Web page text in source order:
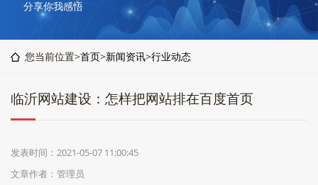
列
书
后
联
分享你我感悟
您当前位置>首页>新闻资讯>行业动态
临沂网站建设：怎样把网站排在百度首页
发表时间：2021-05-07 11:00:45
文章作者：管理员